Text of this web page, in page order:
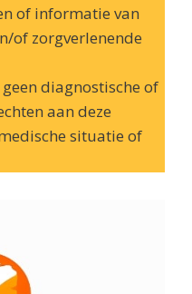
of informatie van
of zorgverlenende
diagnostische of
aan deze
situatie of